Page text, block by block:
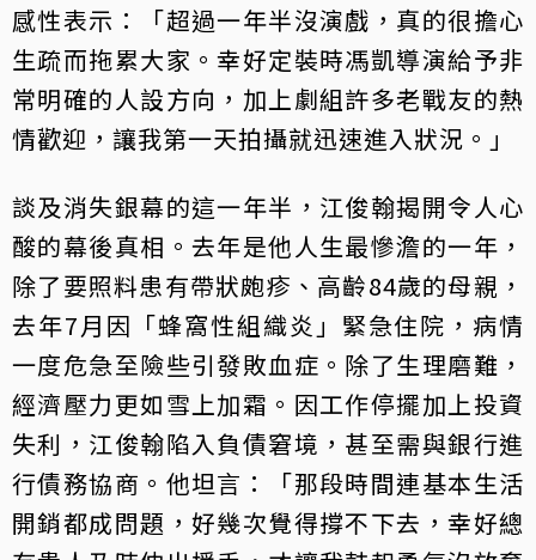
感性表示：「超過一年半沒演戲，真的很擔心
生疏而拖累大家。幸好定裝時馮凱導演給予非
常明確的人設方向，加上劇組許多老戰友的熱
情歡迎，讓我第一天拍攝就迅速進入狀況。」
談及消失銀幕的這一年半，江俊翰揭開令人心
酸的幕後真相。去年是他人生最慘澹的一年，
除了要照料患有帶狀皰疹、高齡84歲的母親，
去年7月因「蜂窩性組織炎」緊急住院，病情
一度危急至險些引發敗血症。除了生理磨難，
經濟壓力更如雪上加霜。因工作停擺加上投資
失利，江俊翰陷入負債窘境，甚至需與銀行進
行債務協商。他坦言：「那段時間連基本生活
開銷都成問題，好幾次覺得撐不下去，幸好總